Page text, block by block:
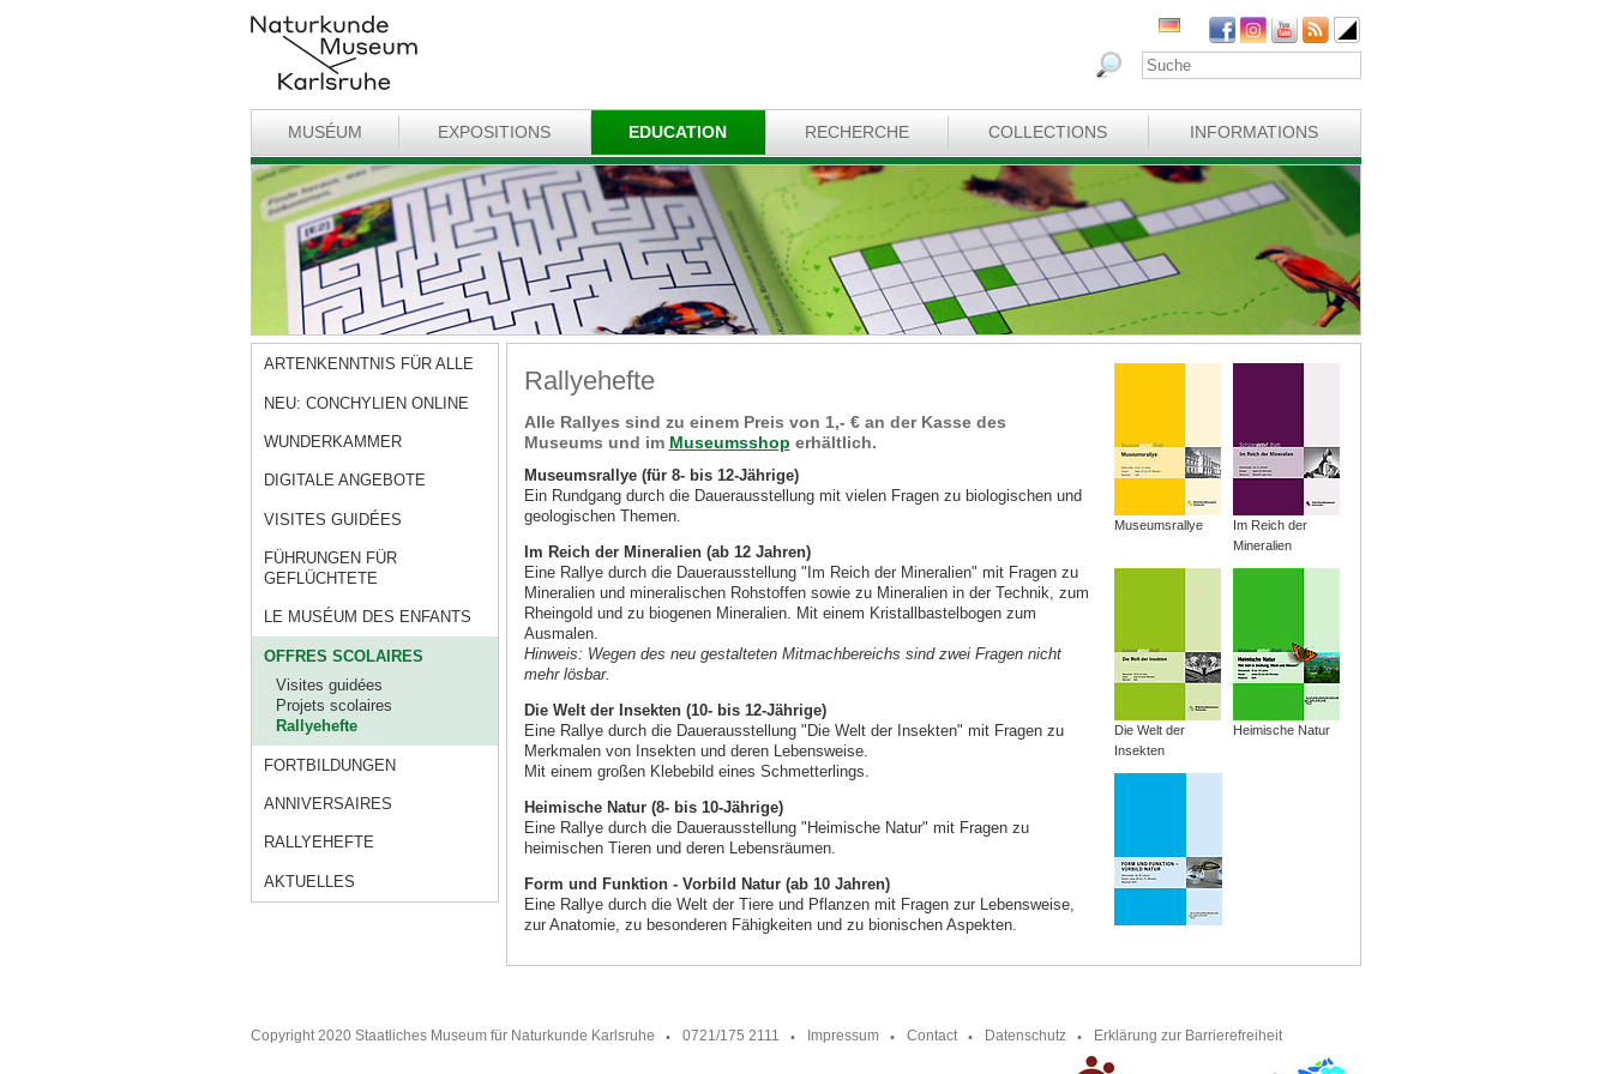
MUSÉUM EXPOSITIONS EDUCATION RECHERCHE COLLECTIONS INFORMATIONS
ARTENKENNTNIS FÜR ALLE
NEU: CONCHYLIEN ONLINE
WUNDERKAMMER
DIGITALE ANGEBOTE
VISITES GUIDÉES
FÜHRUNGEN FÜR
GEFLÜCHTETE
LE MUSÉUM DES ENFANTS
OFFRES SCOLAIRES
Visites guidées
Projets scolaires
Rallyehefte
FORTBILDUNGEN
ANNIVERSAIRES
RALLYEHEFTE
AKTUELLES
Rallyehefte
Alle Rallyes sind zu einem Preis von 1,- € an der Kasse des
Museums und im Museumsshop erhältlich.
Museumsrallye (für 8- bis 12-Jährige)
Ein Rundgang durch die Dauerausstellung mit vielen Fragen zu biologischen und
geologischen Themen.
Im Reich der Mineralien (ab 12 Jahren)
Eine Rallye durch die Dauerausstellung "Im Reich der Mineralien" mit Fragen zu
Mineralien und mineralischen Rohstoffen sowie zu Mineralien in der Technik, zum
Rheingold und zu biogenen Mineralien. Mit einem Kristallbastelbogen zum
Ausmalen.
Hinweis: Wegen des neu gestalteten Mitmachbereichs sind zwei Fragen nicht
mehr lösbar.
Die Welt der Insekten (10- bis 12-Jährige)
Eine Rallye durch die Dauerausstellung "Die Welt der Insekten" mit Fragen zu
Merkmalen von Insekten und deren Lebensweise.
Mit einem großen Klebebild eines Schmetterlings.
Heimische Natur (8- bis 10-Jährige)
Eine Rallye durch die Dauerausstellung "Heimische Natur" mit Fragen zu
heimischen Tieren und deren Lebensräumen.
Form und Funktion - Vorbild Natur (ab 10 Jahren)
Eine Rallye durch die Welt der Tiere und Pflanzen mit Fragen zur Lebensweise,
zur Anatomie, zu besonderen Fähigkeiten und zu bionischen Aspekten.
Museumsrallye
Im Reich der
Mineralien
Die Welt der
Insekten
Heimische Natur
Copyright 2020 Staatliches Museum für Naturkunde Karlsruhe 0721/175 2111 Impressum Contact Datenschutz Erklärung zur Barrierefreiheit